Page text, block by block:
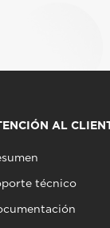
AL
técnico